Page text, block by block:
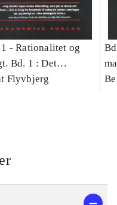
1 -Rationalitet og
Bd. 1 : Det
videnskab
Flyvbjerg